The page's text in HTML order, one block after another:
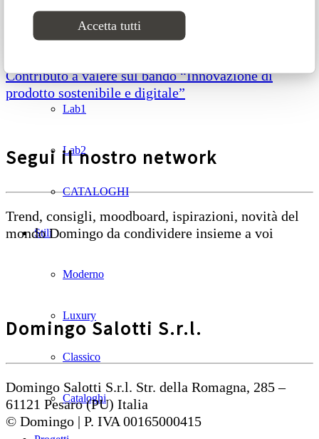
Accetta tutti
Sweet dreams
Lab1
Lab2
CATALOGHI
Stili
Moderno
Luxury
Classico
Cataloghi
CONTATTI»
AIUTI DI STATO RICEVUTI
Contributo a valere sul bando “Innovazione di
prodotto sostenibile e digitale”
Segui il nostro network
Trend, consigli, moodboard, ispirazioni, novità del
mondo Domingo da condividere insieme a voi
Domingo Salotti S.r.l.
Domingo Salotti S.r.l. Str. della Romagna, 285 –
61121 Pesaro (PU) Italia
© Domingo | P. IVA 00165000415